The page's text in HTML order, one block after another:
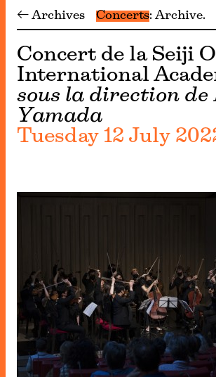
← Archives Concerts Archive
Concert de la Seiji
International
sous la direction de
Yamada
Tuesday 12 July